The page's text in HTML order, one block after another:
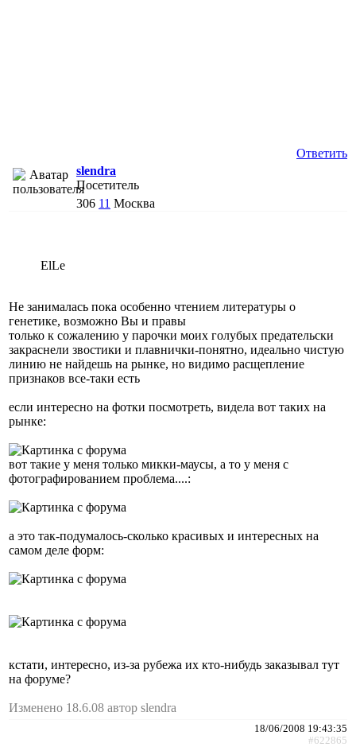
Ответить
slendra
Посетитель
306 11 Москва
ElLe
Не занималась пока особенно чтением литературы о
генетике, возможно Вы и правы
только к сожалению у парочки моих голубых предательски
закраснели звостики и плавнички-понятно, идеально чистую
линию не найдешь на рынке, но видимо расщепление
признаков все-таки есть
если интересно на фотки посмотреть, видела вот таких на
рынке:
вот такие у меня только микки-маусы, а то у меня с
фотографированием проблема....:
а это так-подумалось-сколько красивых и интересных на
самом деле форм:
кстати, интересно, из-за рубежа их кто-нибудь заказывал тут
на форуме?
Изменено 18.6.08 автор slendra
18/06/2008 19:43:35
#622865